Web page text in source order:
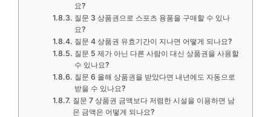
요?
질문 3 상품권으로 스포츠 용품을 구매할 수 있나
요?
질문 4 상품권 유효기간이 지나면 어떻게 되나요?
질문 5 제가 아닌 다른 사람이 대신 상품권을 사용할
수 있나요?
질문 6 올해 상품권을 받았다면 내년에도 자동으로
받을 수 있나요?
질문 7 상품권 금액보다 저렴한 시설을 이용하면 남
은 금액은 어떻게 되나요?